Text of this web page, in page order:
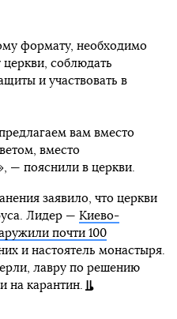
формату, необходимо
церкви, соблюдать
и участвовать в
вам вместо
вместо
— пояснили в церкви.
заявило, что церкви
Лидер — Киево-
почти 100
и настоятель монастыря.
лавру по решению
на карантин.